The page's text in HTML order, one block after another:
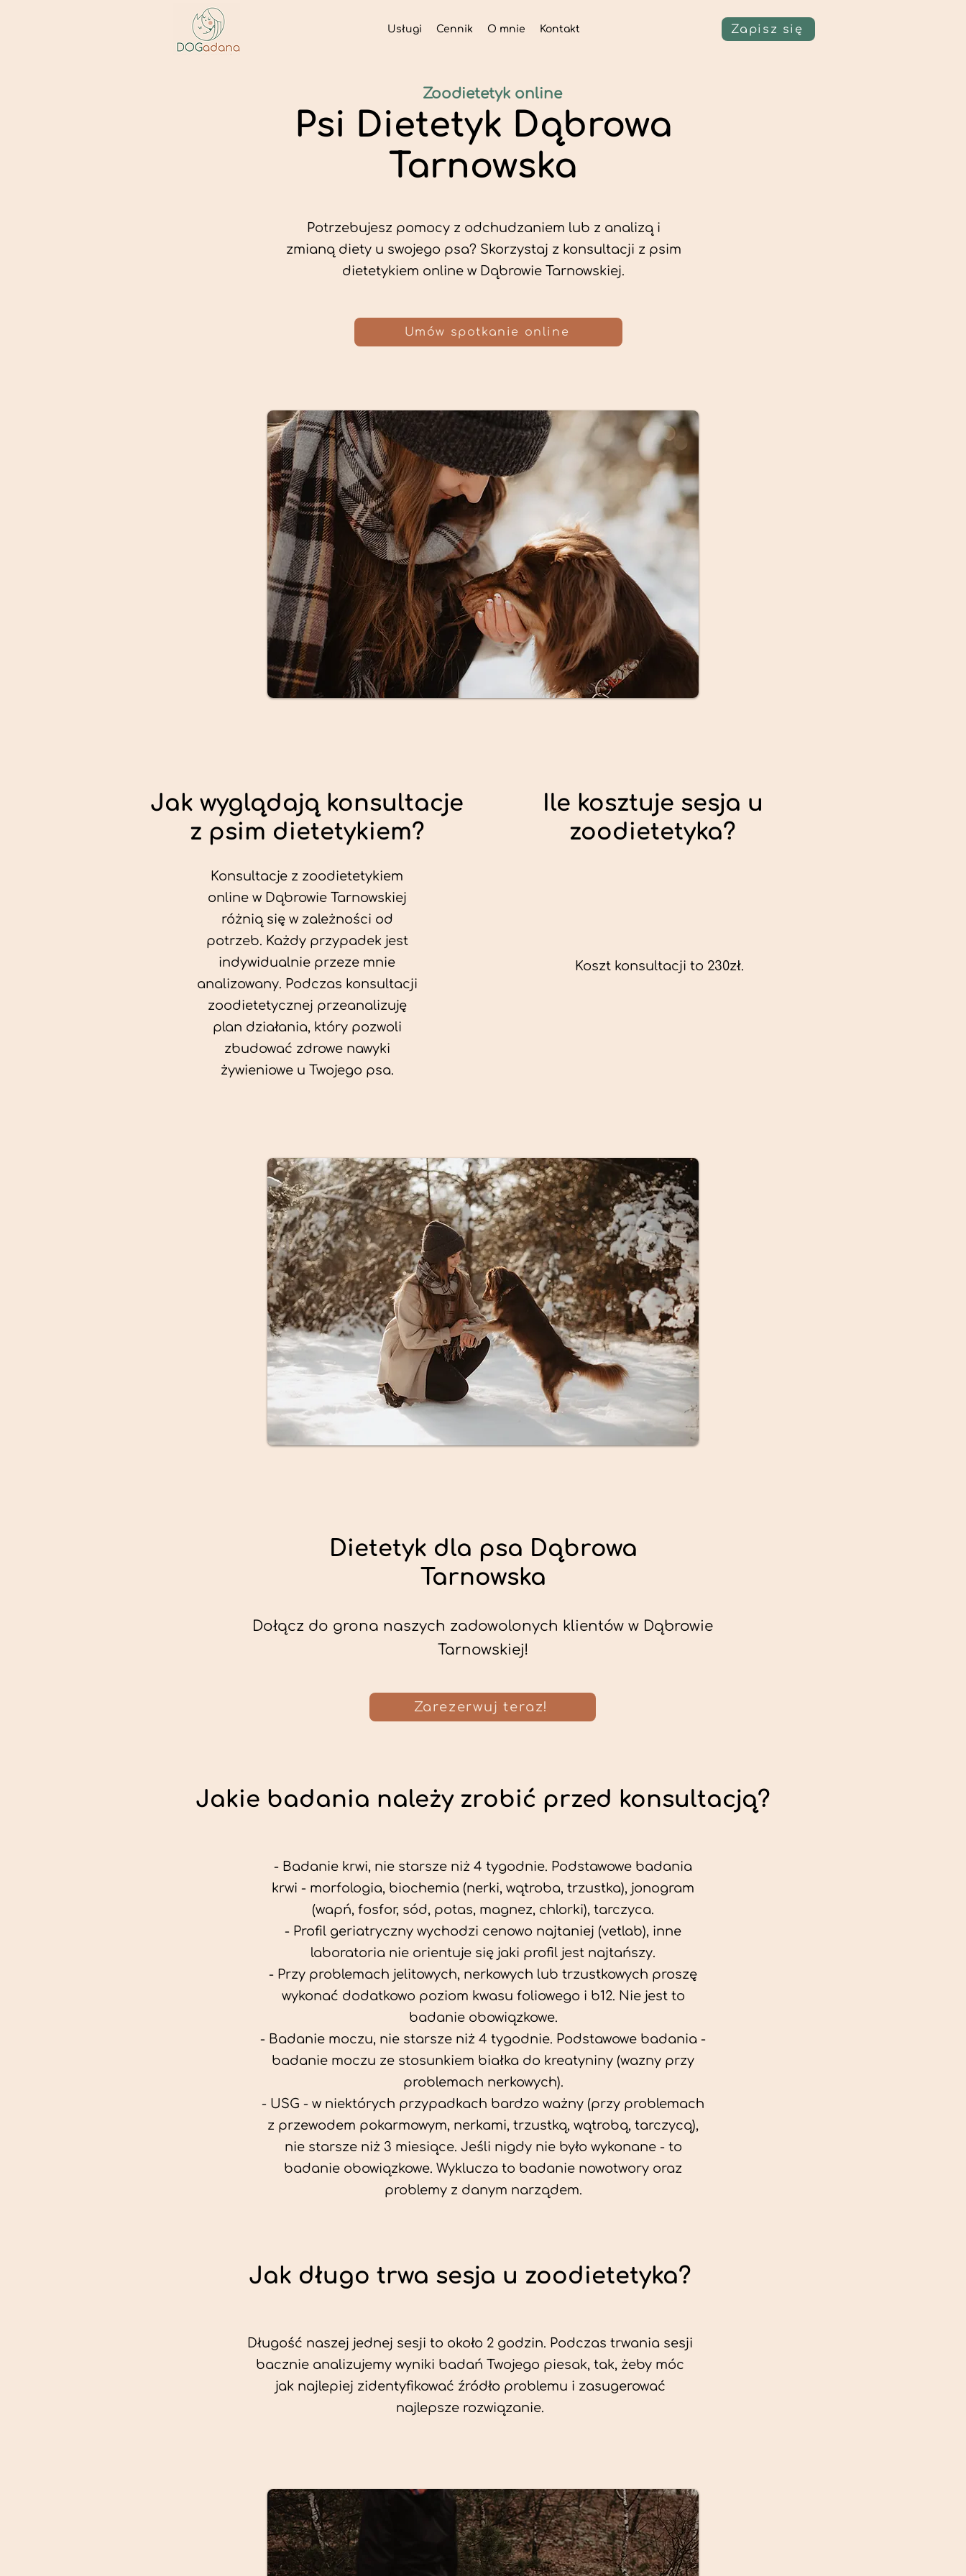
Usługi Cennik O mnie Kontakt Zapisz się
Psi Dietetyk Dąbrowa
Tarnowska
Potrzebujesz pomocy z odchudzaniem lub z analizą i
zmianą diety u swojego psa? Skorzystaj z konsultacji z psim
dietetykiem online w Dąbrowie Tarnowskiej.
Zoodietetyk online
Umów spotkanie online
Jak wyglądają konsultacje
z psim dietetykiem?
Konsultacje z zoodietetykiem
online w Dąbrowie Tarnowskiej
różnią się w zależności od
potrzeb. Każdy przypadek jest
indywidualnie przeze mnie
analizowany. Podczas konsultacji
zoodietetycznej przeanalizuję
plan działania, który pozwoli
zbudować zdrowe nawyki
żywieniowe u Twojego psa.
Ile kosztuje sesja u
zoodietetyka?
Koszt konsultacji to 230zł.
Dietetyk dla psa Dąbrowa
Tarnowska
Dołącz do grona naszych zadowolonych klientów w Dąbrowie
Tarnowskiej!
Zarezerwuj teraz!
Jakie badania należy zrobić przed konsultacją?
- Badanie krwi, nie starsze niż 4 tygodnie. Podstawowe badania
krwi - morfologia, biochemia (nerki, wątroba, trzustka), jonogram
(wapń, fosfor, sód, potas, magnez, chlorki), tarczyca.
- Profil geriatryczny wychodzi cenowo najtaniej (vetlab), inne
laboratoria nie orientuje się jaki profil jest najtańszy.
- Przy problemach jelitowych, nerkowych lub trzustkowych proszę
wykonać dodatkowo poziom kwasu foliowego i b12. Nie jest to
badanie obowiązkowe.
- Badanie moczu, nie starsze niż 4 tygodnie. Podstawowe badania -
badanie moczu ze stosunkiem białka do kreatyniny (wazny przy
problemach nerkowych).
- USG - w niektórych przypadkach bardzo ważny (przy problemach
z przewodem pokarmowym, nerkami, trzustką, wątrobą, tarczycą),
nie starsze niż 3 miesiące. Jeśli nigdy nie było wykonane - to
badanie obowiązkowe. Wyklucza to badanie nowotwory oraz
problemy z danym narządem.
Jak długo trwa sesja u zoodietetyka?
Długość naszej jednej sesji to około 2 godzin. Podczas trwania sesji
bacznie analizujemy wyniki badań Twojego piesak, tak, żeby móc
jak najlepiej zidentyfikować źródło problemu i zasugerować
najlepsze rozwiązanie.